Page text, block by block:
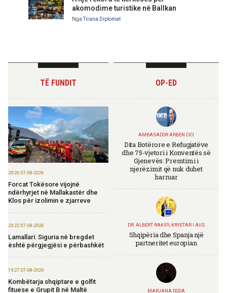
akomodime turistike në Ballkan
NgaTirana Diplomat
TË FUNDIT
20:26 07-08-2026
Forcat Tokësore vijojnë
ndërhyrjet në Mallakastër dhe
Klos për izolimin e zjarreve
20:22 07-08-2026
Lamallari: Siguria në bregdet
është përgjegjësi e përbashkët
19:27 07-08-2026
Kombëtarja shqiptare e golfit
fituese e Grupit B në Maltë
OP-ED
AMBASADOR ARBEN CICI
Dita Botërore e Refugjatëve
dhe 75-vjetori i Konventës së
Gjenevës: Premtimi i
njerëzimit që nuk duhet
harruar
DR. ALBERT RAKIPI, KRYETAR I AIIS
Shqipëria dhe Spanja një
partneritet europian
MARJANA DODA